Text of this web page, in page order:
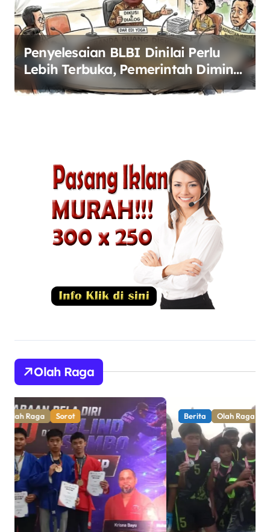
Penyelesaian BLBI Dinilai Perlu
Lebih Terbuka, Pemerintah Diminta
Buka Ruang Dialog
Olah Raga
Berita Olah Raga Sorot